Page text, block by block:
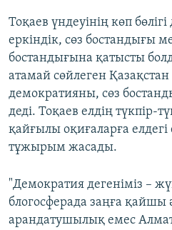
Тоқаев үндеуінің көп
еркіндік, сөз бостандығы
бостандығына қатысты
атамай сөйлеген
демократияны, сөз
деді. Тоқаев елдің түкпір-
қайғылы оқиғаларға елдегі
тұжырым жасады.
"Демократия дегеніміз –
блогосферада заңға қайшы
арандатушылық емес